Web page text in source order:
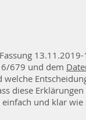
679 und dem
diese
und klar